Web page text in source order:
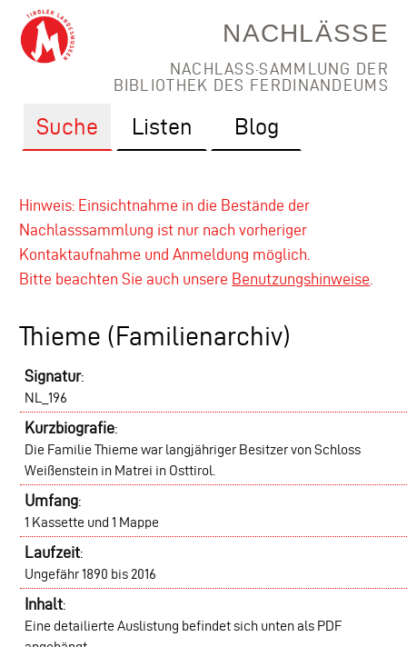
NACHLÄSSE
NACHLASS·SAMMLUNG DER
BIBLIOTHEK DES FERDINANDEUMS
Suche Listen Blog
Hinweis: Einsichtnahme in die Bestände der
Nachlasssammlung ist nur nach vorheriger
Kontaktaufnahme und Anmeldung möglich.
Bitte beachten Sie auch unsere Benutzungshinweise
Thieme (Familienarchiv)
Signatur:
NL_196
Kurzbiografie:
Die Familie Thieme war langjähriger Besitzer von Schloss
Weißenstein in Matrei in Osttirol.
Umfang:
1 Kassette und 1 Mappe
Laufzeit:
Ungefähr 1890 bis 2016
Inhalt:
Eine detailierte Auslistung befindet sich unten als PDF